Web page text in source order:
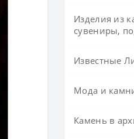
Изделия из
сувениры,
Известные
Мода и
Камень в